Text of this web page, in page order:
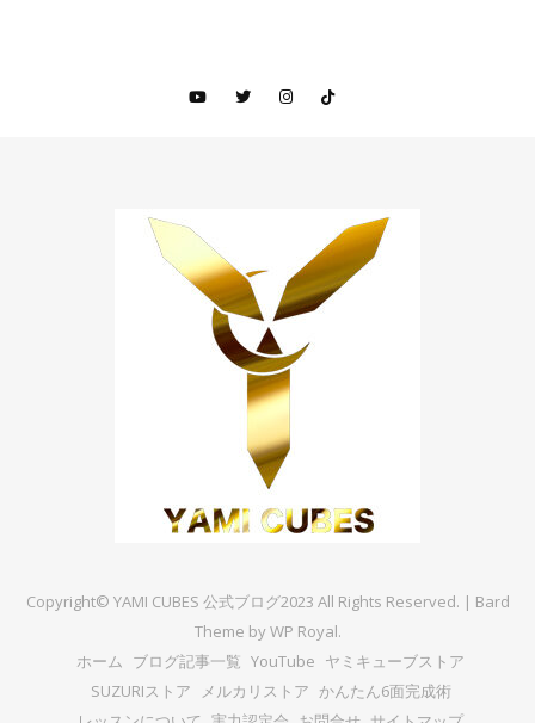
Copyright© YAMI CUBES 公式ブログ2023 All Rights Reserved. | Bard
Theme byWP Royal.
ホーム
ブログ記事一覧 YouTube ヤミキューブストア
SUZURIストア
メルカリストア かんたん6面完成術